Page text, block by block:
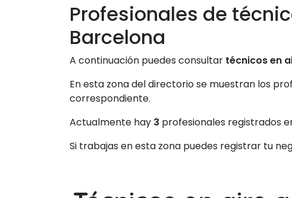
Profesionales de
Barcelona
A continuación puedes consultar técnicos en
En esta zona del directorio se muestran los
correspondiente.
Actualmente hay 3 profesionales registrados
Si trabajas en esta zona puedes registrar tu